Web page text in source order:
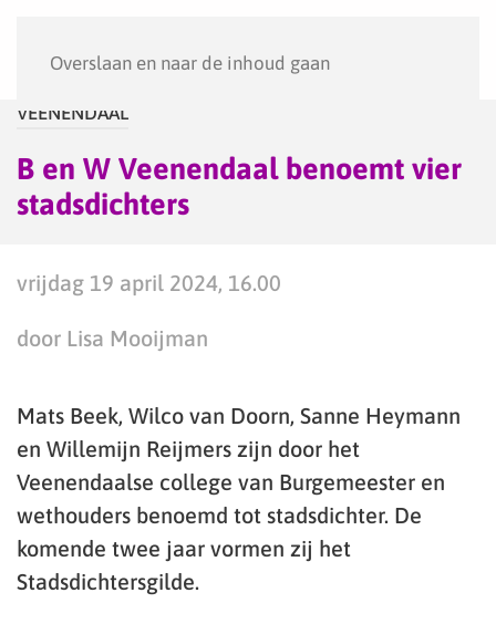
Overslaan en naar de inhoud gaan
VEENENDAAL
B en W Veenendaal benoemt vier
stadsdichters
vrijdag 19 april 2024, 16.00
door Lisa Mooijman
Mats Beek, Wilco van Doorn, Sanne Heymann
en Willemijn Reijmers zijn door het
Veenendaalse college van Burgemeester en
wethouders benoemd tot stadsdichter. De
komende twee jaar vormen zij het
Stadsdichtersgilde.